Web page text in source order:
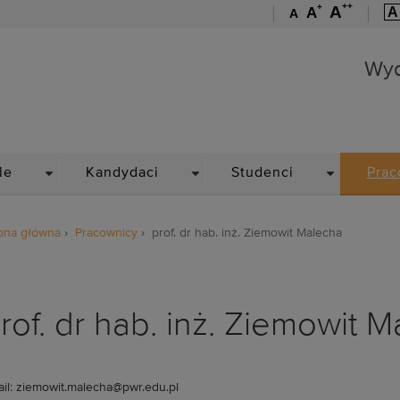
A A+ A++ A
Wydział Mechaniczno-
Kandydaci Studenci
główna Pracownicy prof. dr hab. inż. Ziemowit Malecha
dr hab. inż. Ziemowit
ziemowit.malecha@pwr.edu.pl